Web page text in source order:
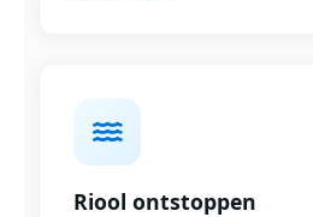
Riool ontstoppen